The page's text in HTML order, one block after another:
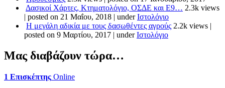
Δασικοί Χάρτες, Κτηματολόγιο, ΟΣΔΕ και Ε9… 2.3k views
| posted on 21 Μαΐου, 2018 | underΙστολόγιο
Η μεγάλη αδικία με τους δασωθέντες αγρούς 2.2k views |
posted on 9 Μαρτίου, 2017 | underΙστολόγιο
Μας διαβάζουν τώρα…
1 Επισκέπτης Online